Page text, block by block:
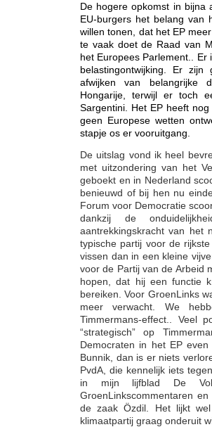
De hogere opkomst in bijna
EU-burgers het belang van
willen tonen, dat het EP
te vaak doet de Raad van
het Europees Parlement..
belastingontwijking. Er
afwijken van belangrijke
Hongarije, terwijl er toch
Sargentini. Het EP heeft
geen Europese wetten
stapje os er vooruitgang.
De uitslag vond ik heel
met uitzondering van het
geboekt en in Nederland
benieuwd of bij hen nu
Forum voor Democratie
dankzij de
aantrekkingskracht van het
typische partij voor de
vissen dan in een kleine
voor de Partij van de Arbeid
hopen, dat hij een functie
bereiken. Voor GroenLinks
meer verwacht. We
Timmermans-effect.. Veel
“strategisch” op
Democraten in het EP
Bunnik, dan is er niets
PvdA, die kennelijk iets
in mijn lijfblad De
GroenLinkscommentaren
de zaak Özdil. Het lijkt
klimaatpartij graag onderuit